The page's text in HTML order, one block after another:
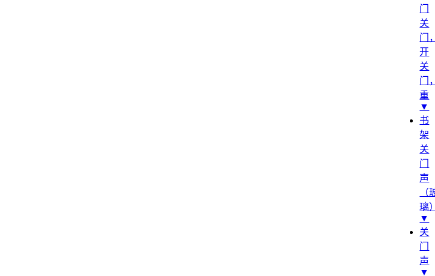
门
关
门
开
关
门
重
▼
书
架
关
门
声
（
璃
▼
关
门
声
▼